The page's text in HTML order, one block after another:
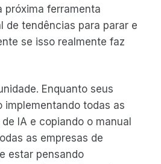
próxima ferramenta
de tendências para parar e
se isso realmente faz
Enquanto seus
implementando todas as
IA e copiando o manual
as empresas de
estar pensando